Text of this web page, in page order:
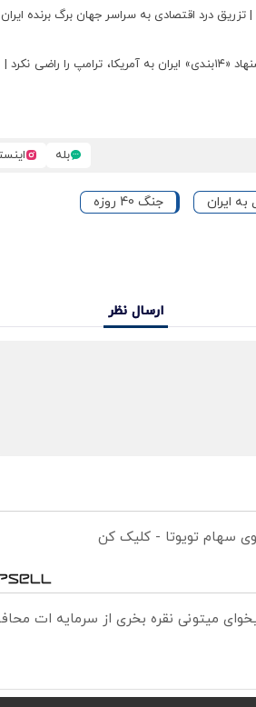
| تزریق درد اقتصادی به سراسر جهان برگ برنده
چه گزینه‌هایی روی میز ترامپ است؟ | پیشنهاد «۱۴بندی» ایران به
بله
به ایران جنگ 40 روزه
ارسال نظر
سهام تویوتا - کلیک کن
میتونی نقره بخری از سرمایه ات